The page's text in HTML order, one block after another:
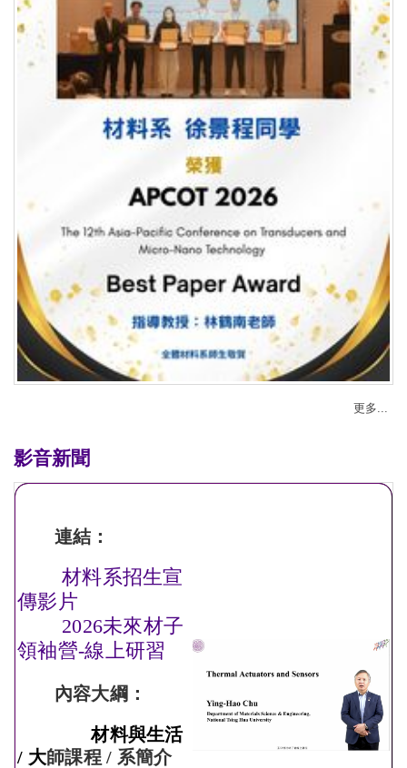
更多...
影音新聞
連結：
材料系招生宣
傳影片
2026未來材子
領袖營-線上研習
內容大綱：
材料與生活
/ 大師課程 / 系簡介